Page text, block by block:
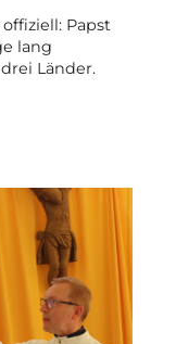
Papst
lang
Länder.